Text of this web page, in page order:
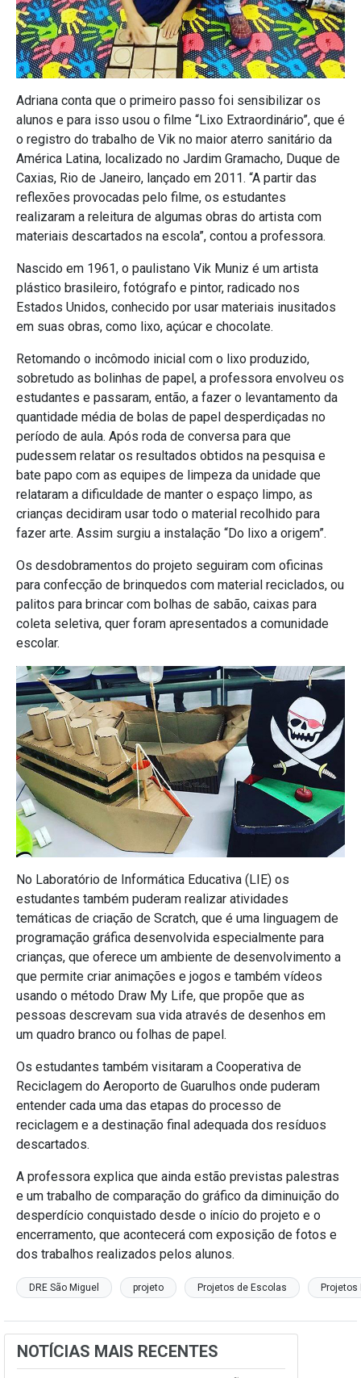
Adriana conta que o primeiro passo foi sensibilizar os
alunos e para isso usou o filme “Lixo Extraordinário”, que é
o registro do trabalho de Vik no maior aterro sanitário da
América Latina, localizado no Jardim Gramacho, Duque de
Caxias, Rio de Janeiro, lançado em 2011. “A partir das
reflexões provocadas pelo filme, os estudantes
realizaram a releitura de algumas obras do artista com
materiais descartados na escola”, contou a professora.
Nascido em 1961, o paulistano Vik Muniz é um artista
plástico brasileiro, fotógrafo e pintor, radicado nos
Estados Unidos, conhecido por usar materiais inusitados
em suas obras, como lixo, açúcar e chocolate.
Retomando o incômodo inicial com o lixo produzido,
sobretudo as bolinhas de papel, a professora envolveu os
estudantes e passaram, então, a fazer o levantamento da
quantidade média de bolas de papel desperdiçadas no
período de aula. Após roda de conversa para que
pudessem relatar os resultados obtidos na pesquisa e
bate papo com as equipes de limpeza da unidade que
relataram a dificuldade de manter o espaço limpo, as
crianças decidiram usar todo o material recolhido para
fazer arte. Assim surgiu a instalação “Do lixo a origem”.
Os desdobramentos do projeto seguiram com oficinas
para confecção de brinquedos com material reciclados, ou
palitos para brincar com bolhas de sabão, caixas para
coleta seletiva, quer foram apresentados a comunidade
escolar.
No Laboratório de Informática Educativa (LIE) os
estudantes também puderam realizar atividades
temáticas de criação de Scratch, que é uma linguagem de
programação gráfica desenvolvida especialmente para
crianças, que oferece um ambiente de desenvolvimento a
que permite criar animações e jogos e também vídeos
usando o método Draw My Life, que propõe que as
pessoas descrevam sua vida através de desenhos em
um quadro branco ou folhas de papel.
Os estudantes também visitaram a Cooperativa de
Reciclagem do Aeroporto de Guarulhos onde puderam
entender cada uma das etapas do processo de
reciclagem e a destinação final adequada dos resíduos
descartados.
A professora explica que ainda estão previstas palestras
e um trabalho de comparação do gráfico da diminuição do
desperdício conquistado desde o início do projeto e o
encerramento, que acontecerá com exposição de fotos e
dos trabalhos realizados pelos alunos.
DRE São Miguel projeto Projetos de Escolas
NOTÍCIAS MAIS RECENTES